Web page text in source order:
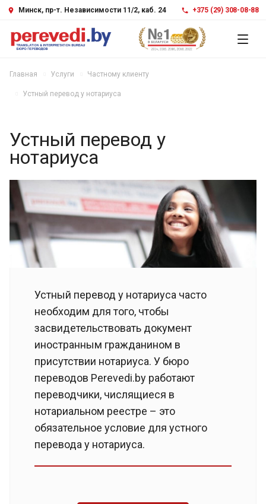
Минск, пр-т. Независимости 11/2, каб. 24 +375 (29) 308-08-88
Главная Услуги Частному клиенту
Устный перевод у нотариуса
Устный перевод у
нотариуса
Устный перевод у нотариуса часто
необходим для того, чтобы
засвидетельствовать документ
иностранным гражданином в
присутствии нотариуса. У бюро
переводов Perevedi.by работают
переводчики, числящиеся в
нотариальном реестре – это
обязательное условие для устного
перевода у нотариуса.